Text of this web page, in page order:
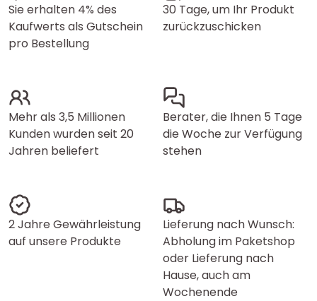
Sie erhalten 4% des
Kaufwerts als Gutschein
pro Bestellung
30 Tage, um Ihr Produkt
zurückzuschicken
Mehr als 3,5 Millionen
Kunden wurden seit 20
Jahren beliefert
Berater, die Ihnen 5 Tage
die Woche zur Verfügung
stehen
2 Jahre Gewährleistung
auf unsere Produkte
Lieferung nach Wunsch:
Abholung im Paketshop
oder Lieferung nach
Hause, auch am
Wochenende